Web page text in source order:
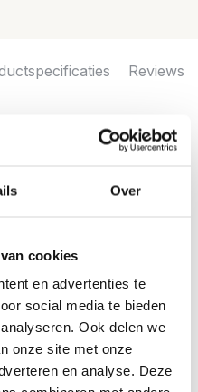
Over
cookies
en advertenties te
social media te bieden
Ook delen we
onze site met onze
en analyse. Deze
Reviews
hebben een bronskleurige
glazen. Afmeting Ø8x21,5cm
magnetron en oven.